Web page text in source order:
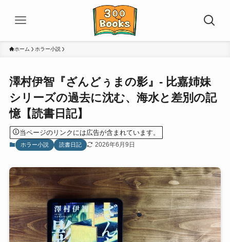
ホーム ホラー小説
澤村伊智『ざんどぅまの影』- 比嘉姉妹
シリーズの過去に沈む、海水と差別の記
憶【読書日記】
当ページのリンクには広告が含まれています。
ホラー小説 読書日記 2026年6月9日